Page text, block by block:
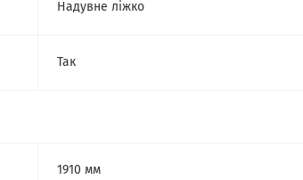
Надувне ліжко
Так
1910 мм